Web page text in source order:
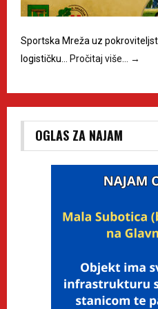
Sportska Mreža uz
logističku…
Pročitaj više… →
OGLAS ZA NAJAM